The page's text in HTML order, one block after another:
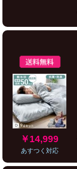
￥14,999
あすつく対応